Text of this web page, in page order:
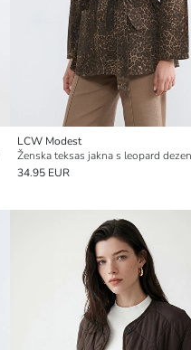
LCW Modest
34.95 EUR